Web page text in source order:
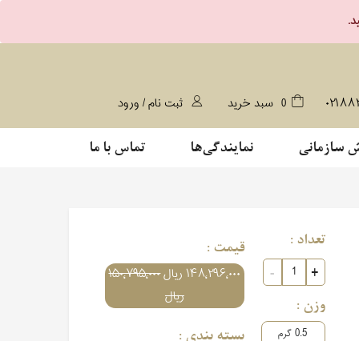
0 سبد خرید ثبت نام / ورود
سازمانی نمایندگی‌ها تماس با ما
تعداد :
وزن :
0.5 گرم
قیمت :
۱۴۸٬۲۹۶٬۰۰۰ ریال
۱۵۰٬۷۹۵٬۰۰۰
ریال
بسته بندی :